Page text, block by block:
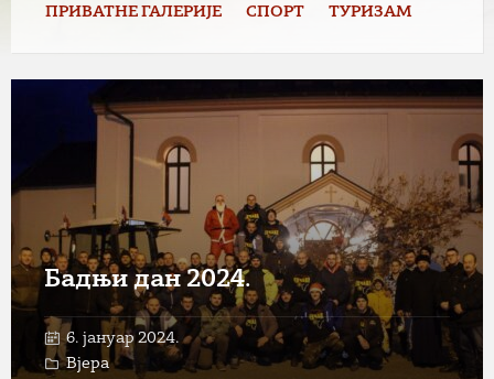
ПРИВАТНЕ ГАЛЕРИЈЕ СПОРТ ТУРИЗАМ
Бадњи дан 2024.
6. јануар 2024.
Вјера